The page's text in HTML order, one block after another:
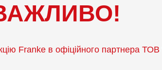
Franke в офіційного партнера ТОВ